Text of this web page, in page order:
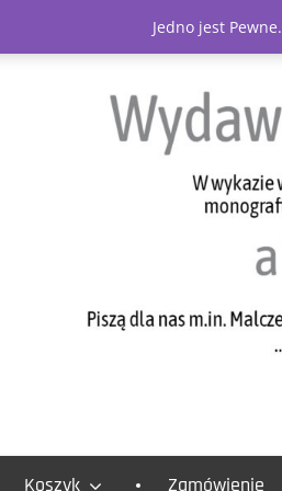
Koszyk Zamówienie
Jedno jest Pewne.